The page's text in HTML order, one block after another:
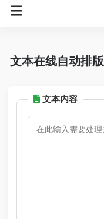
文本在线自动排版
文本内容